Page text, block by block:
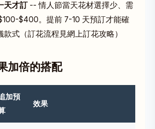
天才訂-- 情人節當天花材選擇少、需
$400。提前 7-10 天預訂才能確
款式（訂花流程見網上訂花攻略）
加倍的搭配
加預
效果